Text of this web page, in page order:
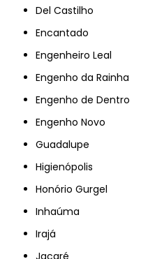
Del Castilho
Encantado
Engenheiro Leal
Engenho da Rainha
Engenho de Dentro
Engenho Novo
Guadalupe
Higienópolis
Honório Gurgel
Inhaúma
Irajá
Jacaré